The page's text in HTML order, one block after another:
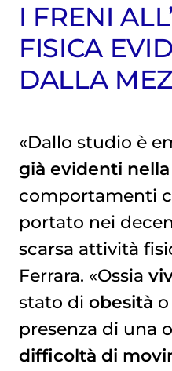
I FRENI
FISICA
DALLA
«Dallo studio è
già evidenti
comportamenti
portato nei
scarsa attività
Ferrara. «Ossia
stato di obesità
presenza di una
difficoltà di